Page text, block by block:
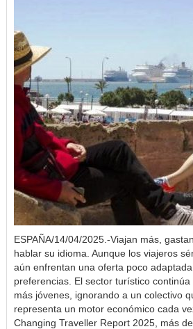
ESPAÑA/14/04/2025.-Viajan más,
hablar su idioma. Aunque los viajeros
aún enfrentan una oferta poco
preferencias. El sector turístico
más jóvenes, ignorando a un colectivo
representa un motor económico cada
Changing Traveller Report 2025, más